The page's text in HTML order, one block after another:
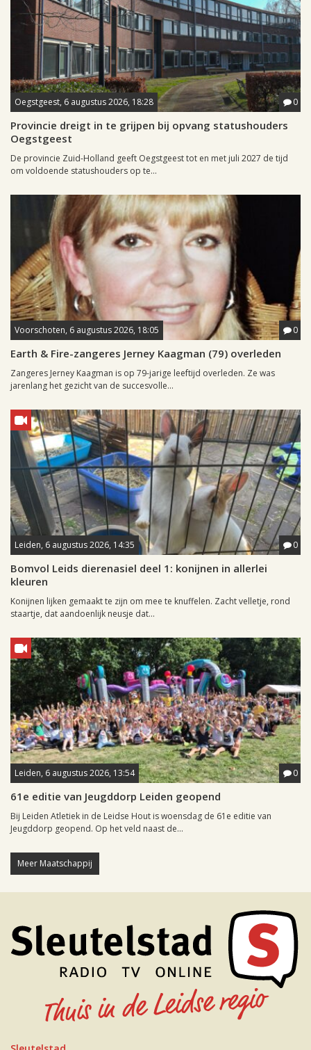
Oegstgeest, 6 augustus 2026, 18:28 0
Provincie dreigt in te grijpen bij opvang statushouders
Oegstgeest
De provincie Zuid-Holland geeft Oegstgeest tot en met juli 2027 de tijd
om voldoende statushouders op te...
Voorschoten, 6 augustus 2026, 18:05 0
Earth & Fire-zangeres Jerney Kaagman (79) overleden
Zangeres Jerney Kaagman is op 79-jarige leeftijd overleden. Ze was
jarenlang het gezicht van de succesvolle...
Leiden, 6 augustus 2026, 14:35 0
Bomvol Leids dierenasiel deel 1: konijnen in allerlei
kleuren
Konijnen lijken gemaakt te zijn om mee te knuffelen. Zacht velletje, rond
staartje, dat aandoenlijk neusje dat...
Leiden, 6 augustus 2026, 13:54 0
61e editie van Jeugddorp Leiden geopend
Bij Leiden Atletiek in de Leidse Hout is woensdag de 61e editie van
Jeugddorp geopend. Op het veld naast de...
Meer Maatschappij